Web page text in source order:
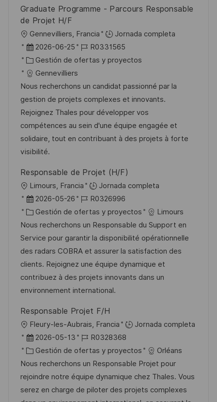
l
a
Graduate Programme - Parcours Responsable
de Projet H/F
U
b
c
a
c
i
ó
n
Gennevilliers, Francia
Jornada completa
F
e
c
h
a
d
e
p
u
l
i
c
a
c
i
ó
n
2026-06-25
I
D
e
e
m
p
l
R0331565
C
a
t
e
g
o
r
í
Gestión de ofertas y proyectos
Gennevilliers
Nous recherchons un candidat passionné par la
gestion de projets complexes et innovants.
Rejoignez Thales pour développer vos
compétences au sein d'une équipe engagée et
solidaire, tout en contribuant à des projets à forte
visibilité.
Responsable de Projet (H/F)
U
b
c
a
c
i
ó
n
Limours, Francia
Jornada completa
F
e
c
h
a
d
e
p
b
l
i
c
a
c
i
2026-05-26
I
D
d
e
e
m
p
l
o
R0326996
C
a
t
e
g
o
r
a
Gestión de ofertas y proyectos
Limours
Nous recherchons un Responsable du Support en
Service pour garantir la disponibilité opérationnelle
des radars COBRA et assurer la satisfaction des
clients. Rejoignez une équipe dynamique et
contribuez à des projets innovants dans un
environnement international.
Responsable Projet F/H
U
b
c
a
c
Fleury-les-Aubrais, Francia
Jornada completa
F
e
c
h
a
2026-05-13
I
D
d
e
e
R0328368
C
a
t
e
Gestión de ofertas y proyectos
Orléans
Nous recherchons un Responsable Projet pour
rejoindre notre équipe dynamique chez Thales. Vous
serez en charge de piloter des projets complexes